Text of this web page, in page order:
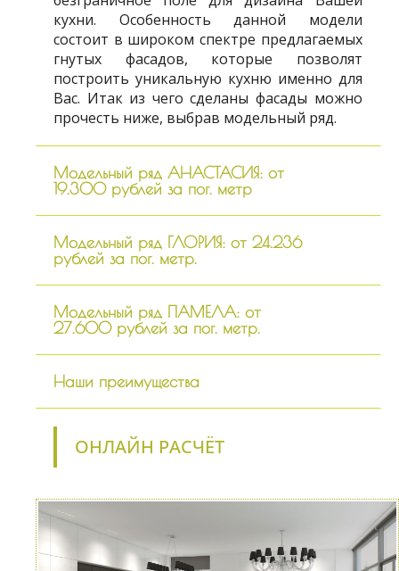
кухни. Особенность данной модели
состоит в широком спектре предлагаемых
гнутых фасадов, которые позволят
построить уникальную кухню именно для
Вас. Итак из чего сделаны фасады можно
прочесть ниже, выбрав модельный ряд.
Модельный ряд АНАСТАСИЯ: от
19.300 рублей за пог. метр
Модельный ряд ГЛОРИЯ: от 24.236
рублей за пог. метр.
Модельный ряд ПАМЕЛА: от
27.600 рублей за пог. метр.
Наши преимущества
ОНЛАЙН РАСЧЁТ